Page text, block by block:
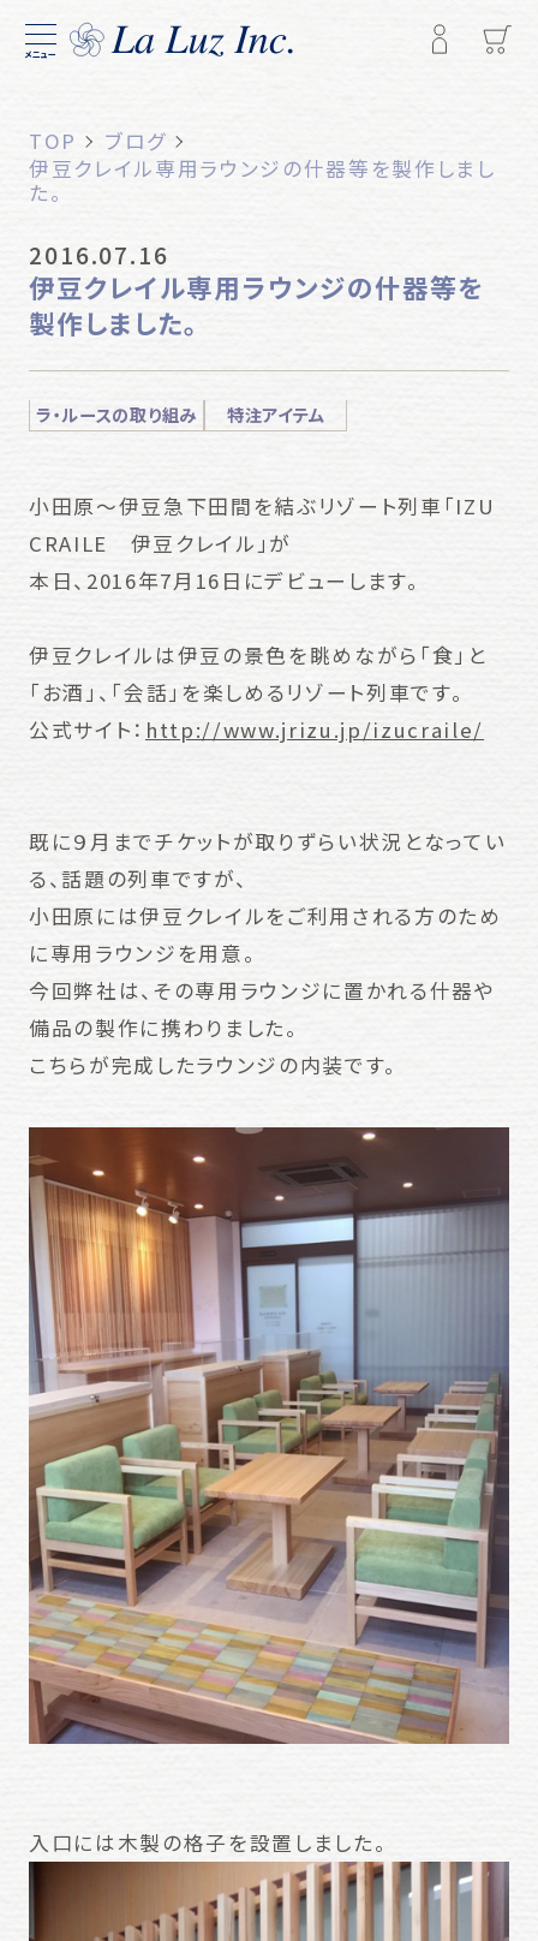
メニュー
TOP
ブログ
伊豆クレイル専用ラウンジの什器等を製作しまし
た。
2016.07.16
伊豆クレイル専用ラウンジの什器等を
製作しました。
ラ・ルースの取り組み 特注アイテム
小田原～伊豆急下田間を結ぶリゾート列車「IZU
CRAILE 伊豆 クレイル」が
本日、2016年7月16日にデビューします。
伊豆クレイル は伊豆の景色を眺めながら「食」と
「お酒」、「会話」を楽しめるリゾート列車です。
公式サイト： http://www.jrizu.jp/izucraile/
既に９月までチケットが取りずらい状況となってい
る、話題の列車ですが、
小田原には伊豆 クレイルをご利用される方のため
に専用ラウンジを用意。
今回弊社は、 その専用ラウンジに置かれる什器や
備品の製作に携わりました。
こちらが完成したラウンジの内装です。
入口には木製の格子を設置しました。